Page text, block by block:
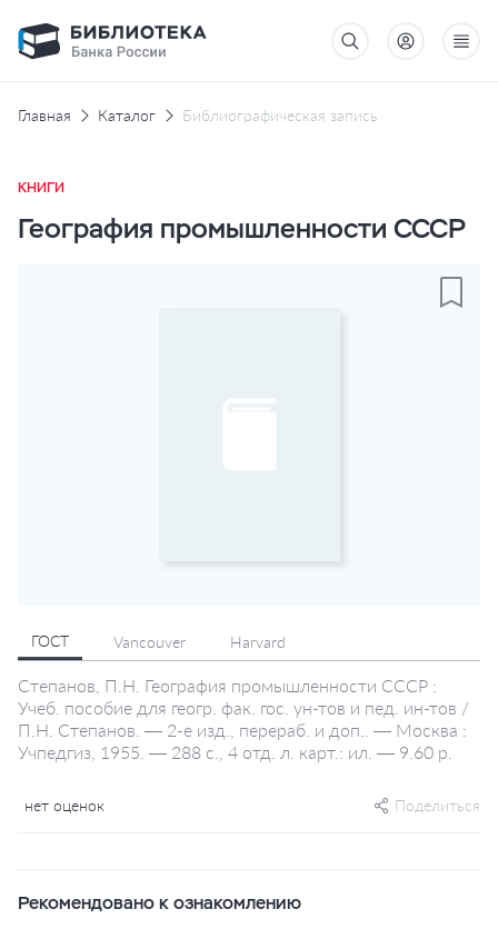
Главная Каталог Библиографическая запись
КНИГИ
География промышленности СССР
ГОСТ Vancouver Harvard
Степанов, П.Н. География промышленности СССР :
Учеб. пособие для геогр. фак. гос. ун-тов и пед. ин-тов /
П.Н. Степанов. — 2-е изд., перераб. и доп.. — Москва :
Учпедгиз, 1955. — 288 с., 4 отд. л. карт.: ил. — 9.60 р.
нет оценок Поделиться
Рекомендовано к ознакомлению